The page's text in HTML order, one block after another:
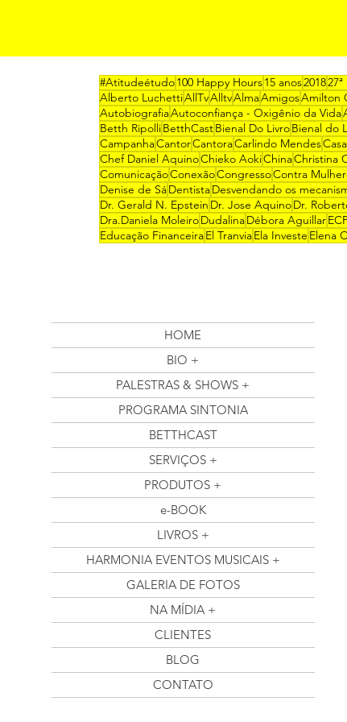
#Atitudeétudo100 Happy Hours15 anos2018
Alberto LuchettiAllTvAlltvAlmaAmigosAmilton
AutobiografiaAutoconfiança - Oxigênio da Vida
Betth RipolliBetthCastBienal Do LivroBienal do
CampanhaCantorCantoraCarlindo Mendes
Chef Daniel AquinoChieko AokiChinaChristina
ComunicaçãoConexãoCongressoContra
Denise de SáDentistaDesvendando os
Dr. Gerald N. Epstein Dr. Jose AquinoDr.
Dra.Daniela MoleiroDudalinaDébora Aguillar
Educação FinanceiraEl TranviaEla Investe Elena
HOME
BIO +
PALESTRAS & SHOWS +
PROGRAMA SINTONIA
BETTHCAST
SERVIÇOS +
PRODUTOS +
e-BOOK
LIVROS +
HARMONIA EVENTOS MUSICAIS +
GALERIA DE FOTOS
NA MÍDIA +
CLIENTES
BLOG
CONTATO